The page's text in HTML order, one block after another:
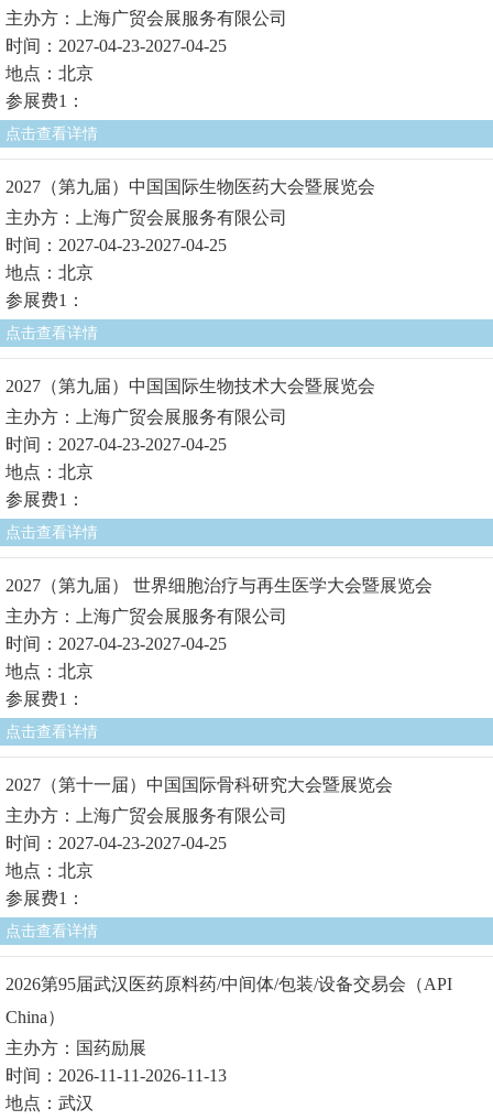
主办方：上海广贸会展服务有限公司
时间：2027-04-23-2027-04-25
地点：北京
参展费1：
点击查看详情
2027（第九届）中国国际生物医药大会暨展览会
主办方：上海广贸会展服务有限公司
时间：2027-04-23-2027-04-25
地点：北京
参展费1：
点击查看详情
2027（第九届）中国国际生物技术大会暨展览会
主办方：上海广贸会展服务有限公司
时间：2027-04-23-2027-04-25
地点：北京
参展费1：
点击查看详情
2027（第九届） 世界细胞治疗与再生医学大会暨展览会
主办方：上海广贸会展服务有限公司
时间：2027-04-23-2027-04-25
地点：北京
参展费1：
点击查看详情
2027（第十一届）中国国际骨科研究大会暨展览会
主办方：上海广贸会展服务有限公司
时间：2027-04-23-2027-04-25
地点：北京
参展费1：
点击查看详情
2026第95届武汉医药原料药/中间体/包装/设备交易会（API
China）
主办方：国药励展
时间：2026-11-11-2026-11-13
地点：武汉